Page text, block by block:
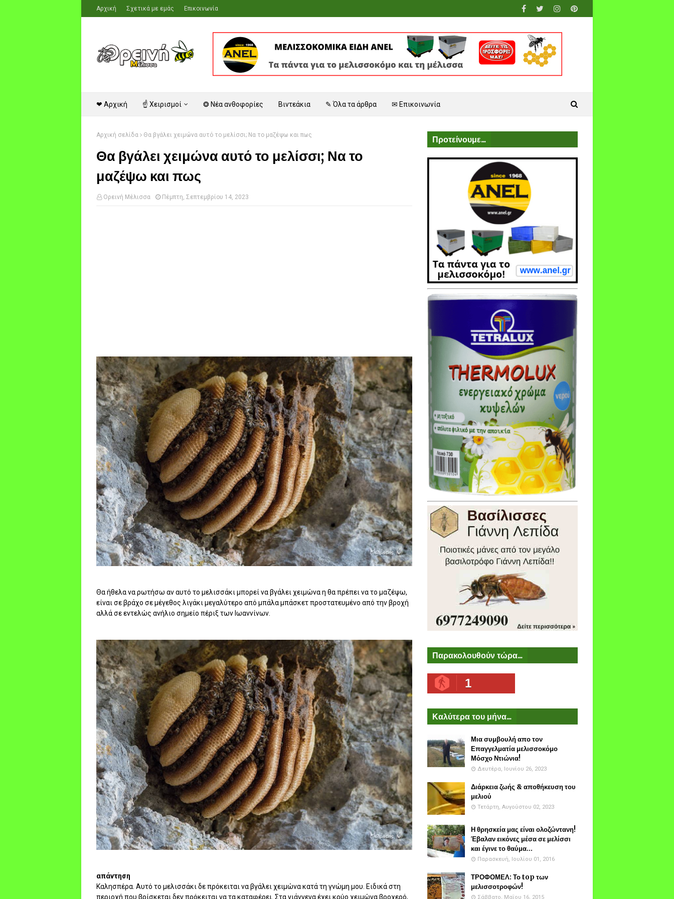
Αρχική Σχετικά με εμάς Επικοινωνία
❤ Αρχική ☝ Χειρισμοί ❂ Νέα ανθοφορίες Βιντεάκια ✎ Όλα τα άρθρα ✉ Επικοινωνία
Αρχική σελίδα Θα βγάλει χειμώνα αυτό το μελίσσι; Να το μαζέψω και πως
Θα βγάλει χειμώνα αυτό το μελίσσι; Να το
μαζέψω και πως
Ορεινή Μέλισσα Πέμπτη, Σεπτεμβρίου 14, 2023
Θα ήθελα να ρωτήσω αν αυτό το μελισσάκι μπορεί να βγάλει χειμώνα η θα πρέπει να το μαζέψω,
είναι σε βράχο σε μέγεθος λιγάκι μεγαλύτερο από μπάλα μπάσκετ προστατευμένο από την βροχή
αλλά σε εντελώς ανήλιο σημείο πέριξ των Ιωαννίνων.
απάντηση
Καλησπέρα. Αυτό το μελισσάκι δε πρόκειται να βγάλει χειμώνα κατά τη γνώμη μου. Ειδικά στη
περιοχή που βρίσκεται δεν πρόκειται να τα καταφέρει. Στα γιάννενα έχει κρύο χειμώνα βροχερό,
Προτείνουμε...
Παρακολουθούν τώρα...
1
Καλύτερα του μήνα...
Μια συμβουλή απο τον
Επαγγελματία μελισσοκόμο
Μόσχο Ντιώνια!
Δευτέρα, Ιουνίου 26, 2023
Διάρκεια ζωής & αποθήκευση του
μελιού
Τετάρτη, Αυγούστου 02, 2023
Η θρησκεία μας είναι ολοζώντανη!
Έβαλαν εικόνες μέσα σε μελίσσι
και έγινε το θαύμα...
Παρασκευή, Ιουλίου 01, 2016
ΤΡΟΦΟΜΕΛ: Το top των
μελισσοτροφών!
Σάββατο, Μαΐου 16, 2015